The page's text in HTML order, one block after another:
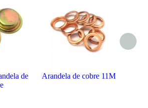
11M
Arandela de cobre